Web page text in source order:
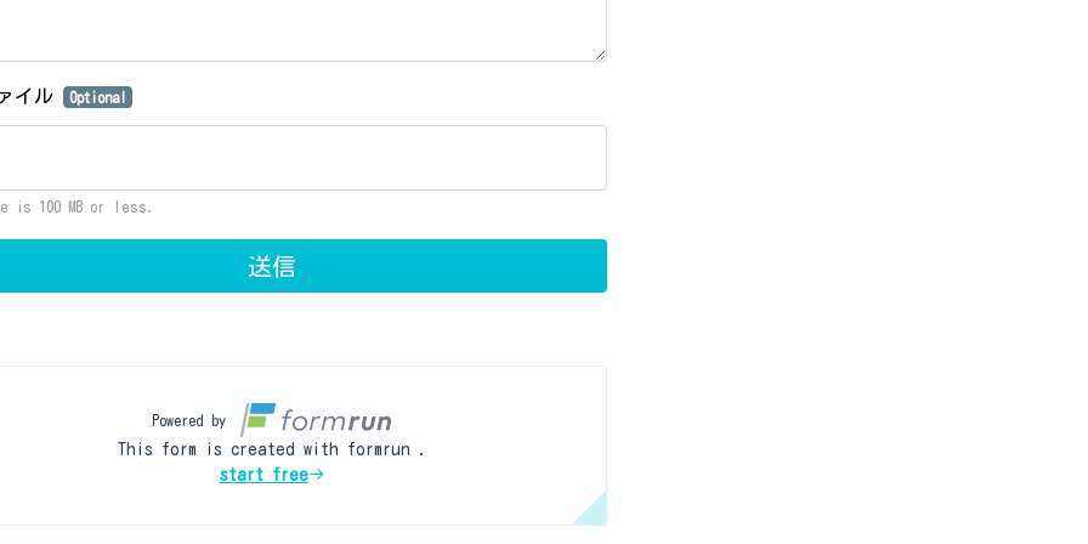
イル Optional
is 100 MB or less.
送信
Powered by
This form is created with formrun .
start free